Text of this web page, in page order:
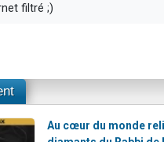
filtré ;)
Au cœur du monde